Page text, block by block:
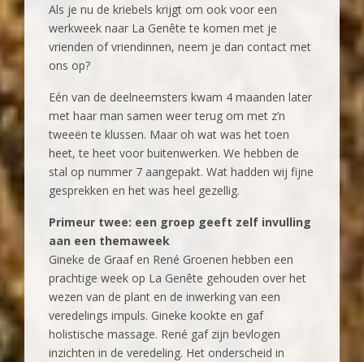
Als je nu de kriebels krijgt om ook voor een
werkweek naar La Genête te komen met je
vrienden of vriendinnen, neem je dan contact met
ons op?
Eén van de deelneemsters kwam 4 maanden later
met haar man samen weer terug om met z’n
tweeën te klussen. Maar oh wat was het toen
heet, te heet voor buitenwerken. We hebben de
stal op nummer 7 aangepakt. Wat hadden wij fijne
gesprekken en het was heel gezellig.
Primeur twee: een groep geeft zelf invulling
aan een themaweek
Gineke de Graaf en René Groenen hebben een
prachtige week op La Genête gehouden over het
wezen van de plant en de inwerking van een
veredelings impuls. Gineke kookte en gaf
holistische massage. René gaf zijn bevlogen
inzichten in de veredeling. Het onderscheid in